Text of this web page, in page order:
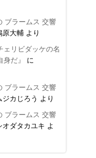
ブラームス 交響
原大輔より
ェリビダッケの名
だ』
に
ブラームス 交響
ジカじろう より
ブラームス 交響
オダタカユキ よ